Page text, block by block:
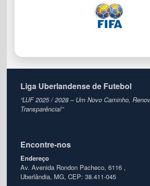
Liga Uberlandense de Futebol
“LUF 2025 / 2028 – Um Novo Caminho,
Transparência!”
Encontre-nos
Endereço
Av. Avenida Rondon Pacheco, 6116 ,
Uberlândia, MG, CEP: 38.411-045